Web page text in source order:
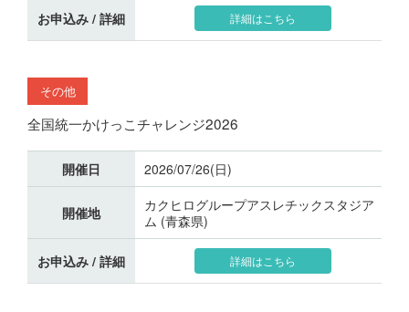
お申込み / 詳細 詳細はこちら
その他
全国統一かけっこチャレンジ2026
開催日 2026/07/26(日)
開催地
カクヒログループアスレチックスタジア
ム (青森県)
お申込み / 詳細 詳細はこちら